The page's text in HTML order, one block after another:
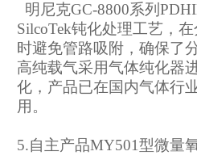
明尼克GC-8800系列
SilcoTek钝化处理工艺，
时避免管路吸附，确保了
高纯载气采用气体纯化器
化，产品已在国内气体行
用。
5.自主产品MY501型微量